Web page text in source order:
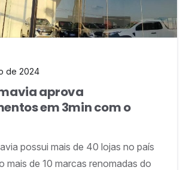
de 2024
aprova
em 3min com o
possui mais de 40 lojas no país
mais de 10 marcas renomadas do